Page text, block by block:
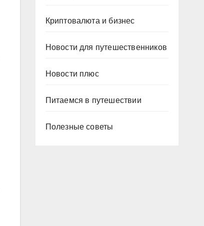
Криптовалюта и бизнес
Новости для путешественников
Новости плюс
Питаемся в путешествии
Полезные советы